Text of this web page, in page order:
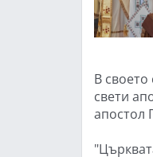
В
свети
апостол